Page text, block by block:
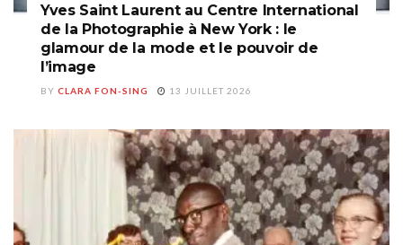
Yves Saint Laurent au Centre International
de la Photographie à New York : le
glamour de la mode et le pouvoir de
l’image
BY CLARA FON-SING 13 JUILLET 2026